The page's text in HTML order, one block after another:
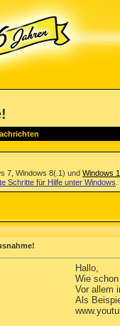
7, Windows 8(.1) und Windows
Schritte für Hilfe unter Windows
Hallo,
Wie
Vor allem
Als